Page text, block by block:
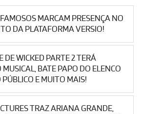
MARCAM PRESENÇA NO
DA PLATAFORMA VERSIO!
DE WICKED PARTE 2 TERÁ
BATE PAPO DO ELENCO
PÚBLICO E MUITO MAIS!
TRAZ ARIANA GRANDE,